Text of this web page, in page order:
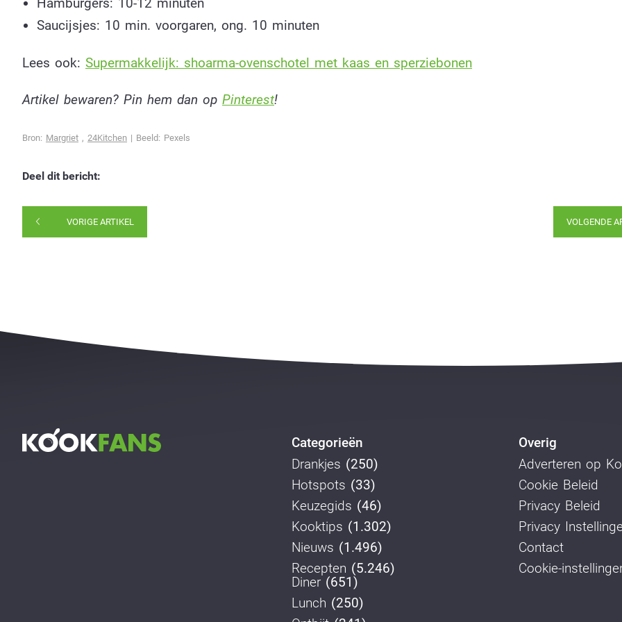
Saucijsjes: 10 min. voorgaren, ong. 10 minuten
Lees ook: Supermakkelijk: shoarma-ovenschotel met kaas en sperziebonen
Artikel bewaren? Pin hem dan op Pinterest!
Bron: Margriet , 24Kitchen | Beeld: Pexels
Deel dit bericht:
VORIGE ARTIKEL VOLGENDE
Categorieën
Drankjes (250)
Hotspots (33)
Keuzegids (46)
Kooktips (1.302)
Nieuws (1.496)
Recepten (5.246)
Diner(651)
Lunch (250)
Overig
Adverteren op
Cookie Beleid
Privacy Beleid
Privacy
Contact
Cookie-